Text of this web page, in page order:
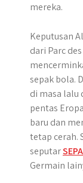
mereka.
Keputusan
dari Parc
sepak bola.
di masa lalu
pentas
baru dan
tetap cerah.
seputar
Germain